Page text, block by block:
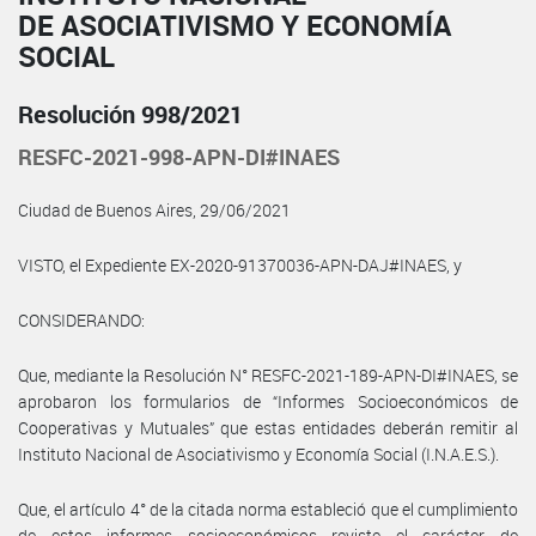
DE ASOCIATIVISMO Y ECONOMÍA
SOCIAL
Resolución 998/2021
RESFC-2021-998-APN-DI#INAES
Ciudad de Buenos Aires, 29/06/2021
VISTO, el Expediente EX-2020-91370036-APN-DAJ#INAES, y
CONSIDERANDO:
Que, mediante la Resolución N° RESFC-2021-189-APN-DI#INAES, se
aprobaron los formularios de “Informes Socioeconómicos de
Cooperativas y Mutuales” que estas entidades deberán remitir al
Instituto Nacional de Asociativismo y Economía Social (I.N.A.E.S.).
Que, el artículo 4° de la citada norma estableció que el cumplimiento